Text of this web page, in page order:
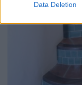
Data Deletion